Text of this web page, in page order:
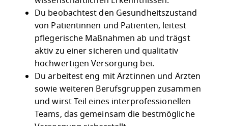
Du beobachtest den Gesundheitszustand
von Patientinnen und Patienten, leitest
pflegerische Maßnahmen ab und trägst
aktiv zu einer sicheren und qualitativ
hochwertigen Versorgung bei.
Du arbeitest eng mit Ärztinnen und Ärzten
sowie weiteren Berufsgruppen zusammen
und wirst Teil eines interprofessionellen
Teams, das gemeinsam die bestmögliche